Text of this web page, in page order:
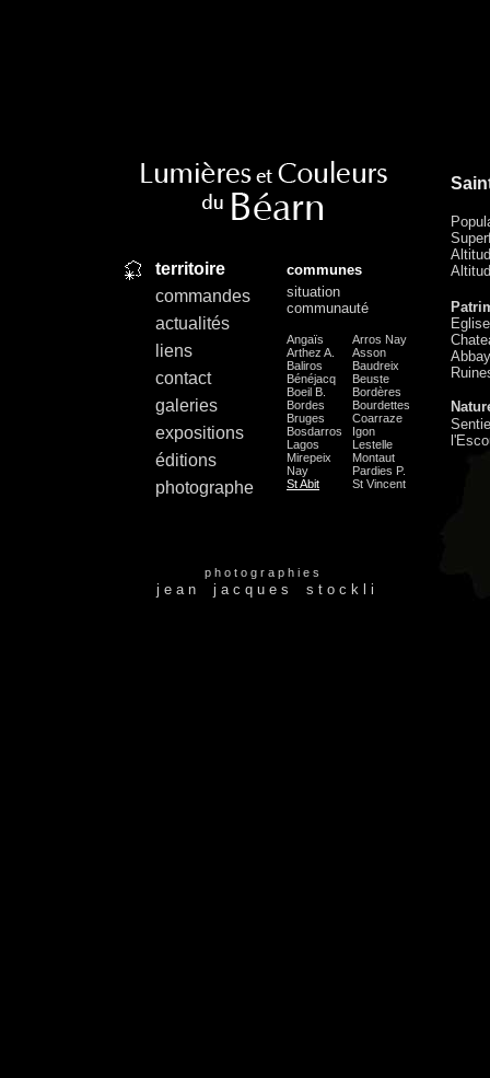
territoire
commandes
actualités
liens
contact
galeries
expositions
éditions
photographe
communes
situation
communauté
Angaïs
Arros Nay
Arthez A.
Asson
Baliros
Baudreix
Bénéjacq
Beuste
Boeil B.
Bordères
Bordes
Bourdettes
Bruges
Coarraze
Bosdarros
Igon
Lagos
Lestelle
Mirepeix
Montaut
Nay
Pardies P.
St Abit
St Vincent
p h o t o g r a p h i e s
j e a n j a c q u e s s t o c k l i